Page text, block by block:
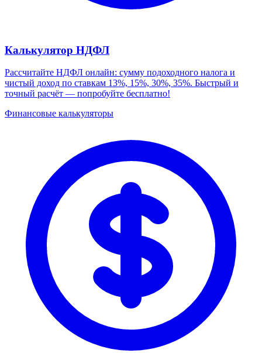
Калькулятор НДФЛ
Рассчитайте НДФЛ онлайн: сумму подоходного налога и
чистый доход по ставкам 13%, 15%, 30%, 35%. Быстрый и
точный расчёт — попробуйте бесплатно!
Финансовые калькуляторы